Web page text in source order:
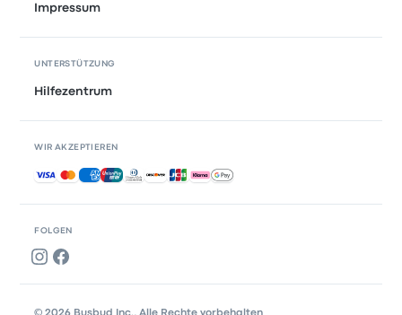
FOLGEN
Impressum
UNTERSTÜTZUNG
Hilfezentrum
WIR AKZEPTIEREN
Akzeptierte Zahlungsmethoden
© 2026 Busbud Inc., Alle Rechte vorbehalten